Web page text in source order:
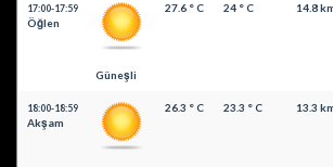
17:00-17:59
Öğlen
Güneşli
27.6 ° C 24 ° C 14.8
18:00-18:59
Akşam
26.3 ° C 23.3 ° C 13.3